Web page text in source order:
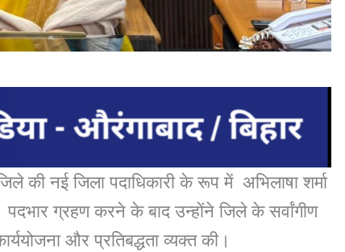
की नई जिला पदाधिकारी के रूप में अभिलाषा शर्मा
ग्रहण करने के बाद उन्होंने जिले के सर्वांगीण
और प्रतिबद्धता व्यक्त की।